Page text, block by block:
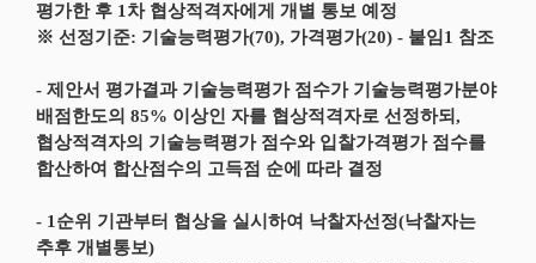
평가한 후 1차 협상적격자에게 개별 통보 예정
※ 선정기준: 기술능력평가(70), 가격평가(20) - 붙임1 참조
- 제안서 평가결과 기술능력평가 점수가 기술능력평가분야
배점한도의 85% 이상인 자를 협상적격자로 선정하되,
협상적격자의 기술능력평가 점수와 입찰가격평가 점수를
합산하여 합산점수의 고득점 순에 따라 결정
- 1순위 기관부터 협상을 실시하여 낙찰자선정(낙찰자는
추후 개별통보)